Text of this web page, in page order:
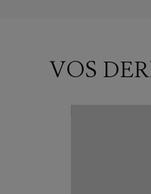
VOS